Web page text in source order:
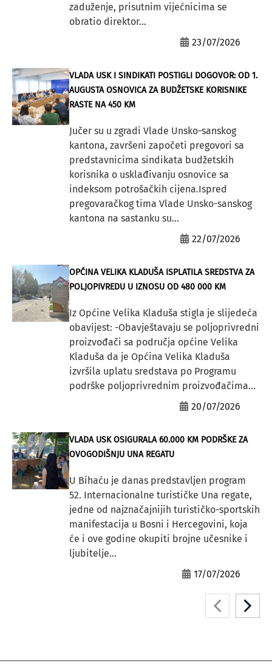
zaduženje, prisutnim vijećnicima se
obratio direktor...
23/07/2026
VLADA USK I SINDIKATI POSTIGLI DOGOVOR: OD 1.
AUGUSTA OSNOVICA ZA BUDŽETSKE KORISNIKE
RASTE NA 450 KM
Jučer su u zgradi Vlade Unsko-sanskog
kantona, završeni započeti pregovori sa
predstavnicima sindikata budžetskih
korisnika o usklađivanju osnovice sa
indeksom potrošačkih cijena.Ispred
pregovaračkog tima Vlade Unsko-sanskog
kantona na sastanku su...
22/07/2026
OPĆINA VELIKA KLADUŠA ISPLATILA SREDSTVA ZA
POLJOPIVREDU U IZNOSU OD 480 000 KM
Iz Općine Velika Kladuša stigla je slijedeća
obavijest: -Obavještavaju se poljoprivredni
proizvođači sa područja općine Velika
Kladuša da je Općina Velika Kladuša
izvršila uplatu sredstava po Programu
podrške poljoprivrednim proizvođačima...
20/07/2026
VLADA USK OSIGURALA 60.000 KM PODRŠKE ZA
OVOGODIŠNJU UNA REGATU
U Bihaću je danas predstavljen program
52. Internacionalne turističke Una regate,
jedne od najznačajnijih turističko-sportskih
manifestacija u Bosni i Hercegovini, koja
će i ove godine okupiti brojne učesnike i
ljubitelje...
17/07/2026